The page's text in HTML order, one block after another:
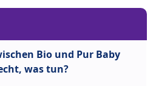
Bio und Pur Baby
was tun?